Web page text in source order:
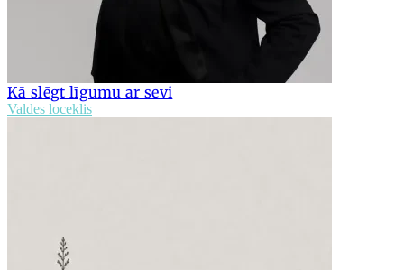
Kā slēgt līgumu ar sevi
Valdes loceklis